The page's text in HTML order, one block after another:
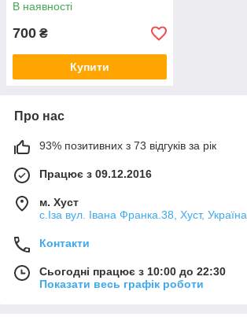
В наявності
700 ₴
Купити
Про нас
93% позитивних з 73 відгуків за рік
Працює з 09.12.2016
м. Хуст
с.Іза вул. Івана Франка.38, Хуст, Україна
Контакти
Сьогодні працює з 10:00 до 22:30
Показати весь графік роботи